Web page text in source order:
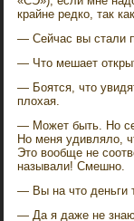
крайне редко, так
— Сейчас вы стали
— Что мешает
— Боятся, что
плохая.
— Может быть. Но
Но меня удивляло,
Это вообще не
называли! Смешно.
— Вы на что деньги
— Да я даже не